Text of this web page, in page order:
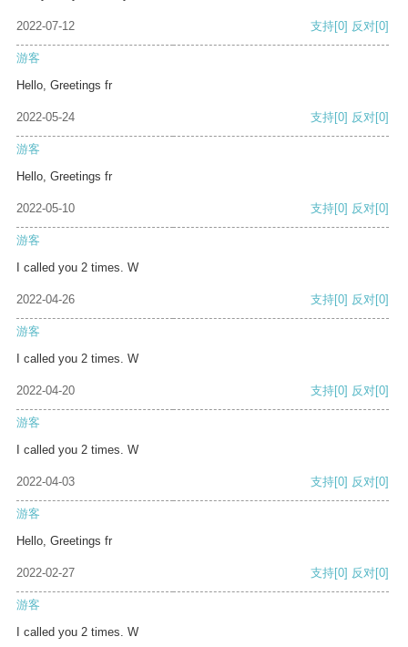
2022-07-12 支持[0] 反对[0]
游客
Hello, Greetings fr
2022-05-24 支持[0] 反对[0]
游客
Hello, Greetings fr
2022-05-10 支持[0] 反对[0]
游客
I called you 2 times. W
2022-04-26 支持[0] 反对[0]
游客
I called you 2 times. W
2022-04-20 支持[0] 反对[0]
游客
I called you 2 times. W
2022-04-03 支持[0] 反对[0]
游客
Hello, Greetings fr
2022-02-27 支持[0] 反对[0]
游客
I called you 2 times. W